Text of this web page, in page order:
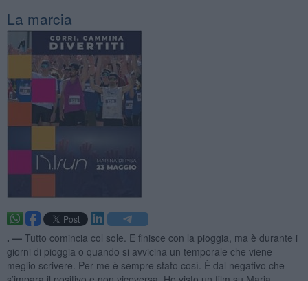
La marcia
. — Tutto comincia col sole. E finisce con la pioggia, ma è durante i
giorni di pioggia o quando si avvicina un temporale che viene
meglio scrivere. Per me è sempre stato così. È dal negativo che